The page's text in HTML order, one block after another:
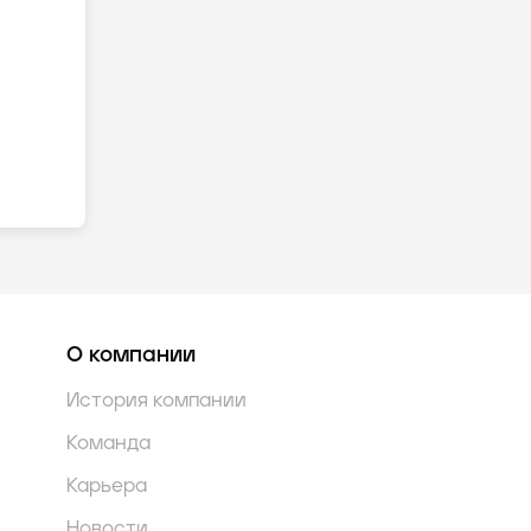
О компании
История компании
Команда
Карьера